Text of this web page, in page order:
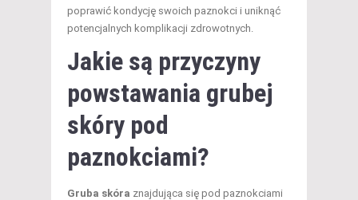
poprawić kondycję swoich paznokci i uniknąć
potencjalnych komplikacji zdrowotnych.
Jakie są przyczyny
powstawania grubej
skóry pod
paznokciami?
Gruba skóra znajdująca się pod paznokciami